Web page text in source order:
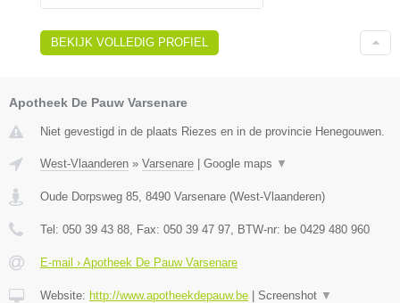
BEKIJK VOLLEDIG PROFIEL
Apotheek De Pauw Varsenare
Niet gevestigd in de plaats Riezes en in de provincie Henegouwen.
West-Vlaanderen » Varsenare Google maps ▼
Oude Dorpsweg 85 8490 Varsenare (West-Vlaanderen)
Tel: 050 39 43 88 , Fax: 050 39 47 97 , BTW-nr: be 0429 480 960
E-mail › Apotheek De Pauw Varsenare
Website: http://www.apotheekdepauw.be Screenshot ▼